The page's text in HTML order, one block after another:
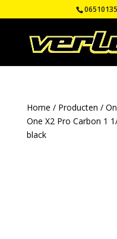
Home / Producten /
One X2 Pro Carbon 1
black